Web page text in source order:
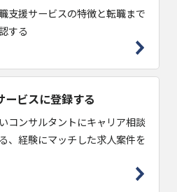
支援サービスの特徴と転職まで
する
ービスに登録する
コンサルタントにキャリア相談
る、経験にマッチした求人案件を